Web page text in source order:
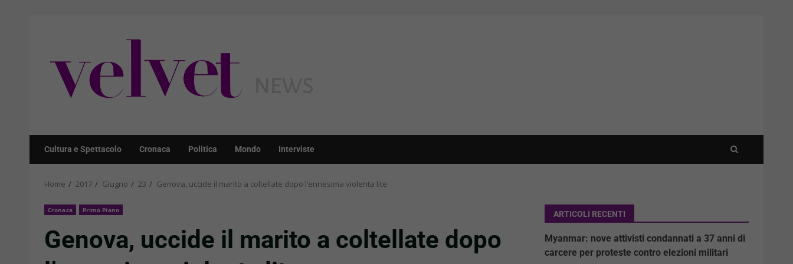
Cultura e Spettacolo Cronaca Politica Mondo Interviste
Home 2017 Giugno 23 Genova, uccide il marito a coltellate dopo l’ennesima violenta lite
Cronaca Primo Piano
Genova, uccide il marito a coltellate dopo
ARTICOLI RECENTI
Myanmar: nove attivisti condannati a 37 anni di
carcere per proteste contro elezioni militari